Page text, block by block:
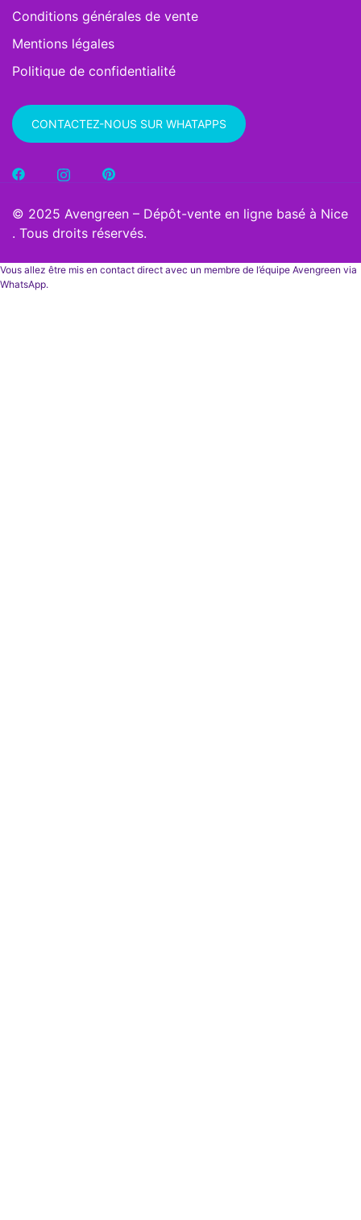
Conditions générales de vente
Mentions légales
Politique de confidentialité
CONTACTEZ-NOUS SUR WHATAPPS
© 2025 Avengreen – Dépôt-vente en ligne basé à Nice
. Tous droits réservés.
Vous allez être mis en contact direct avec un membre de l’équipe Avengreen via
WhatsApp.